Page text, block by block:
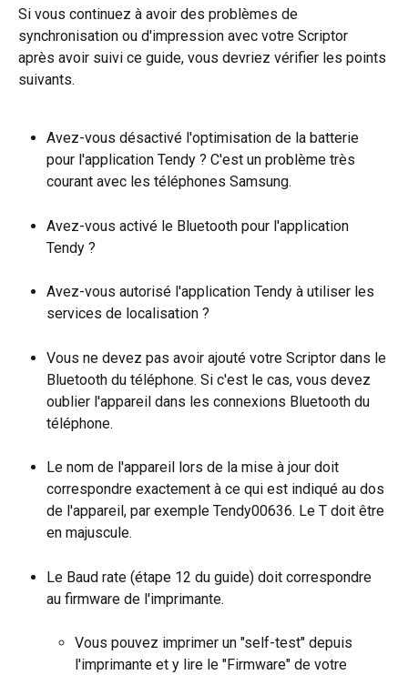
Si vous continuez à avoir des problèmes de
synchronisation ou d'impression avec votre Scriptor
après avoir suivi ce guide, vous devriez vérifier les points
suivants.
Avez-vous désactivé l'optimisation de la batterie
pour l'application Tendy ? C'est un problème très
courant avec les téléphones Samsung.
Avez-vous activé le Bluetooth pour l'application
Tendy ?
Avez-vous autorisé l'application Tendy à utiliser les
services de localisation ?
Vous ne devez pas avoir ajouté votre Scriptor dans le
Bluetooth du téléphone. Si c'est le cas, vous devez
oublier l'appareil dans les connexions Bluetooth du
téléphone.
Le nom de l'appareil lors de la mise à jour doit
correspondre exactement à ce qui est indiqué au dos
de l'appareil, par exemple Tendy00636. Le T doit être
en majuscule.
Le Baud rate (étape 12 du guide) doit correspondre
au firmware de l'imprimante.
Vous pouvez imprimer un "self-test" depuis
l'imprimante et y lire le "Firmware" de votre